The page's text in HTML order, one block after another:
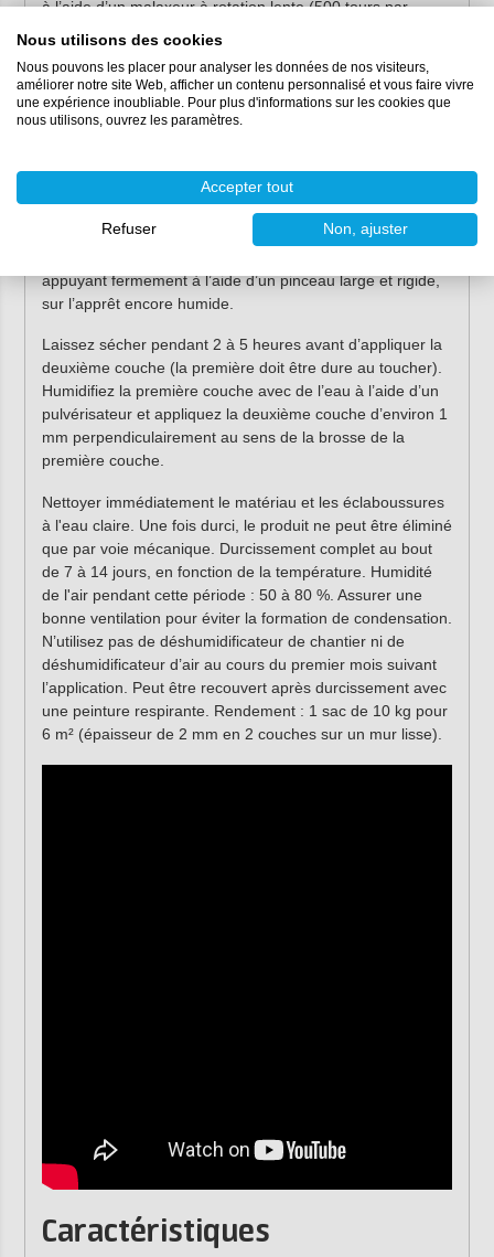
à l’aide d’un malaxeur à rotation lente (500 tours par
nouveau avant utilisation. Le mélange est utilisable
pendant 35 à 45 minutes, en fonction de la température
ambiante. Si le produit commence à prendre dans le pot,
mélange : mélangez donc au maximum la quantité de
produit que vous pouvez appliquer pendant le temps
appuyant fermement à l’aide d’un pinceau large et rigide,
sur l’apprêt encore humide.
Laissez sécher pendant 2 à 5 heures avant d’appliquer la
deuxième couche (la première doit être dure au toucher).
Humidifiez la première couche avec de l’eau à l’aide d’un
pulvérisateur et appliquez la deuxième couche d’environ 1
mm perpendiculairement au sens de la brosse de la
première couche.
Nettoyer immédiatement le matériau et les éclaboussures
à l'eau claire. Une fois durci, le produit ne peut être éliminé
que par voie mécanique. Durcissement complet au bout
de 7 à 14 jours, en fonction de la température. Humidité
de l'air pendant cette période : 50 à 80 %. Assurer une
bonne ventilation pour éviter la formation de condensation.
N’utilisez pas de déshumidificateur de chantier ni de
déshumidificateur d’air au cours du premier mois suivant
l’application. Peut être recouvert après durcissement avec
une peinture respirante. Rendement : 1 sac de 10 kg pour
6 m² (épaisseur de 2 mm en 2 couches sur un mur lisse).
Caractéristiques
Nous utilisons des cookies
Nous pouvons les placer pour analyser les données de nos visiteurs,
améliorer notre site Web, afficher un contenu personnalisé et vous faire vivre
une expérience inoubliable. Pour plus d'informations sur les cookies que
nous utilisons, ouvrez les paramètres.
Accepter tout
Refuser Non, ajuster